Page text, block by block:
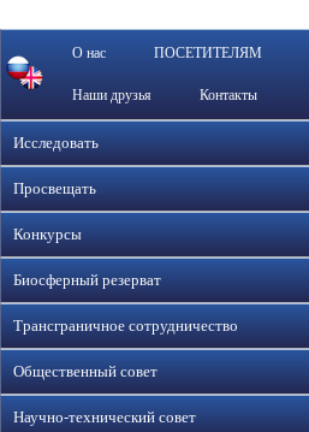
О нас ПОСЕТИТЕЛЯМ
Наши друзья Контакты
Исследовать
Просвещать
Конкурсы
Биосферный резерват
Трансграничное сотрудничество
Общественный совет
Научно-технический совет